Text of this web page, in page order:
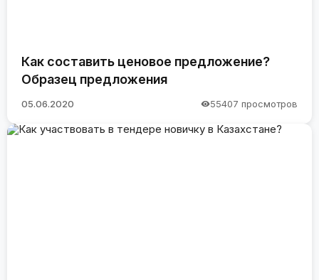
Как составить ценовое предложение?
Образец предложения
05.06.2020 55407 просмотров